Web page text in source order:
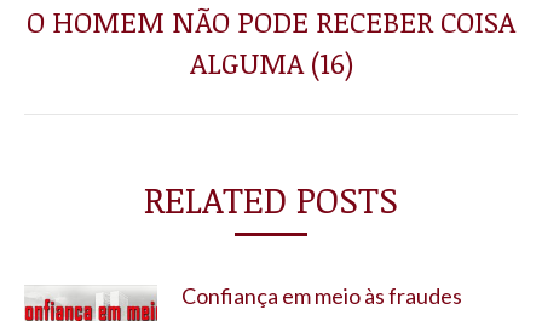
Próximo
post:
O HOMEM NÃO PODE RECEBER COISA
ALGUMA (16)
RELATED POSTS
Confiança em meio às fraudes